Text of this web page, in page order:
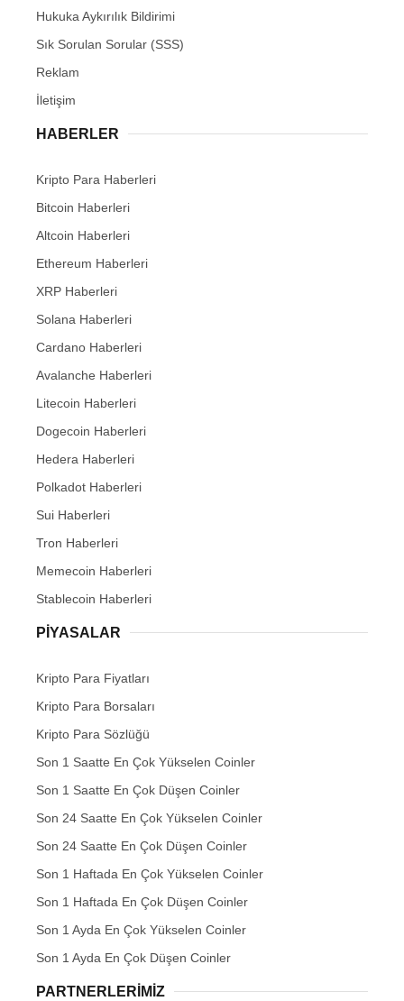
Hukuka Aykırılık Bildirimi
Sık Sorulan Sorular (SSS)
Reklam
İletişim
HABERLER
Kripto Para Haberleri
Bitcoin Haberleri
Altcoin Haberleri
Ethereum Haberleri
XRP Haberleri
Solana Haberleri
Cardano Haberleri
Avalanche Haberleri
Litecoin Haberleri
Dogecoin Haberleri
Hedera Haberleri
Polkadot Haberleri
Sui Haberleri
Tron Haberleri
Memecoin Haberleri
Stablecoin Haberleri
PIYASALAR
Kripto Para Fiyatları
Kripto Para Borsaları
Kripto Para Sözlüğü
Son 1 Saatte En Çok Yükselen Coinler
Son 1 Saatte En Çok Düşen Coinler
Son 24 Saatte En Çok Yükselen Coinler
Son 24 Saatte En Çok Düşen Coinler
Son 1 Haftada En Çok Yükselen Coinler
Son 1 Haftada En Çok Düşen Coinler
Son 1 Ayda En Çok Yükselen Coinler
Son 1 Ayda En Çok Düşen Coinler
PARTNERLERIMIZ